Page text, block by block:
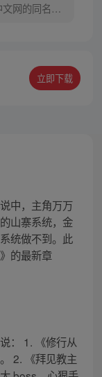
网的同名小
但是这些都
了另外一件
立即下载
中，主角万万
山寨系统，金
统做不到。此
的最新章
： 1. 《修行从
2. 《拜见教主